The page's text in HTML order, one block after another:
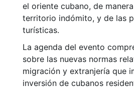
el oriente cubano, de
territorio indómito, y de las
turísticas.
La agenda del evento
sobre las nuevas normas
migración y extranjería que
inversión de cubanos